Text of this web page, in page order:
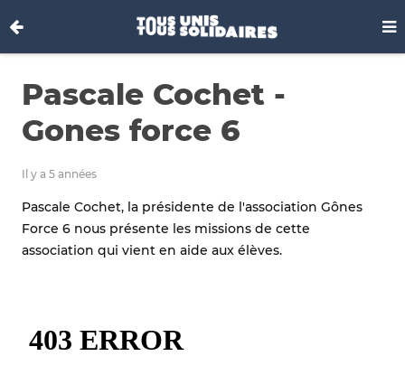
Pascale Cochet -
Gones force 6
Il y a 5 années
Pascale Cochet, la présidente de l'association Gônes
Force 6 nous présente les missions de cette
association qui vient en aide aux élèves.